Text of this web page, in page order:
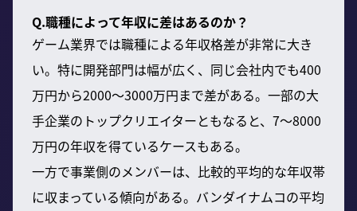
Q.職種によって年収に差はあるのか？
ゲーム業界では職種による年収格差が非常に大き
い。特に開発部門は幅が広く、同じ会社内でも400
万円から2000〜3000万円まで差がある。一部の大
手企業のトップクリエイターともなると、7〜8000
万円の年収を得ているケースもある。
一方で事業側のメンバーは、比較的平均的な年収帯
に収まっている傾向がある。バンダイナムコの平均